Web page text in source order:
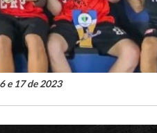
e 17 de 2023